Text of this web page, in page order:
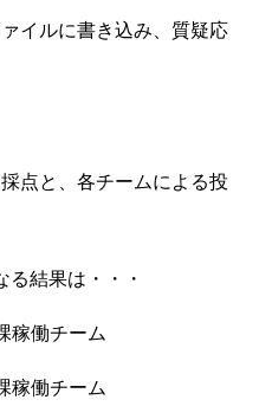
イルに書き込み、質疑応
点と、各チームによる投
結果は・・・
チーム
ーム